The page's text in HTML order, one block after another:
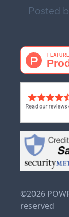
Posted
©2026
reserved